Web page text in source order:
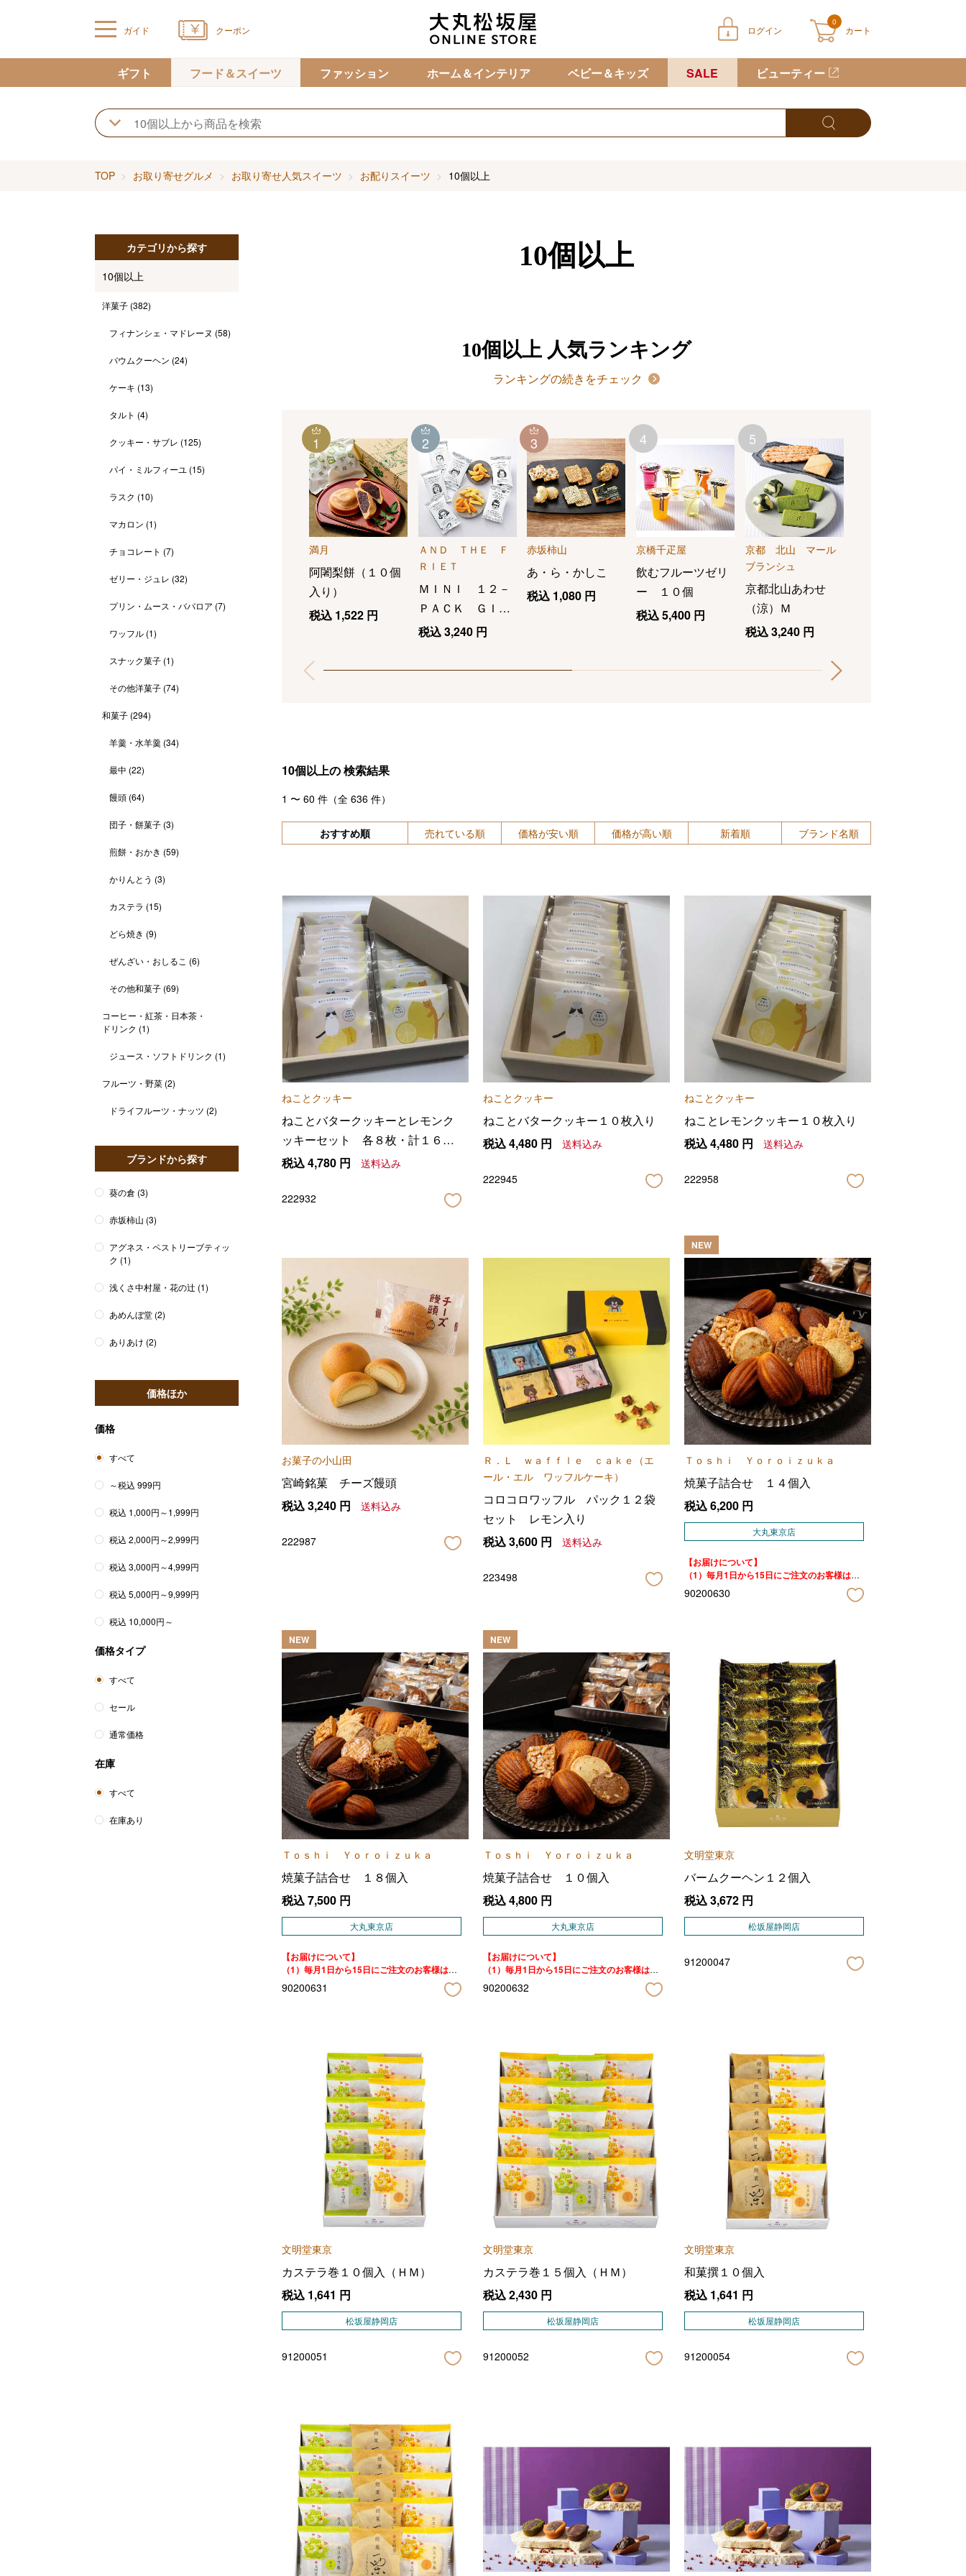
ガイド クーポン ログイン
0
カート
カートに商品が入っていません
ギフト フード＆スイーツ ファッション ホーム＆インテリア ベビー＆キッズ SALE ビューティー
TOP お取り寄せグルメ お取り寄せ人気スイーツ お配りスイーツ 10個以上
10個以上
10個以上 人気ランキング
ランキングの続きをチェック
満月
阿闍梨餅（１０個
入り）
税込 1,522円
1
ＡＮＤ ＴＨＥ Ｆ
ＲＩＥＴ
ＭＩＮＩ １２－
ＰＡＣＫ ＧＩＦ
Ｔ ＢＯＸ
税込3,240円
2
赤坂柿山
あ・ら・かしこ
税込 1,080 円
3
京橋千疋屋
飲むフルーツゼリ
ー １０個
税込5,400 円
4
京都 北山 マール
ブランシュ
京都北山あわせ
（涼）Ｍ
税込3,240円
5
10個以上の検索結果
1 〜 60 件（全 636 件）
おすすめ順 売れている順 価格が安い順 価格が高い順 新着順 ブランド名順
ねことクッキー
ねことバタークッキーとレモンク
ッキーセット 各８枚・計１６枚
入り
税込4,780 円 送料込み
222932
ねことクッキー
ねことバタークッキー１０枚入り
税込4,480 円 送料込み
222945
ねことクッキー
ねことレモンクッキー１０枚入り
税込4,480 円 送料込み
222958
お菓子の小山田
宮崎銘菓 チーズ饅頭
税込3,240 円 送料込み
222987
Ｒ．Ｌ ｗａｆｆｌｅ ｃａｋｅ（エ
ール・エル ワッフルケーキ）
コロコロワッフル パック１２袋
セット レモン入り
税込3,600 円 送料込み
223498
NEW
Ｔｏｓｈｉ Ｙｏｒｏｉｚｕｋａ
焼菓子詰合せ １４個入
税込6,200 円
大丸東京店
【お届けについて】
（1）毎月1日から15日にご注文のお客様は、
当月25日以降順次お届けいたします。
（2）毎月16日から月末にご注文のお客様は、
90200630
NEW
Ｔｏｓｈｉ Ｙｏｒｏｉｚｕｋａ
焼菓子詰合せ １８個入
税込7,500 円
大丸東京店
【お届けについて】
（1）毎月1日から15日にご注文のお客様は、
当月25日以降順次お届けいたします。
（2）毎月16日から月末にご注文のお客様は、
90200631
NEW
Ｔｏｓｈｉ Ｙｏｒｏｉｚｕｋａ
焼菓子詰合せ １０個入
税込4,800 円
大丸東京店
【お届けについて】
（1）毎月1日から15日にご注文のお客様は、
当月25日以降順次お届けいたします。
（2）毎月16日から月末にご注文のお客様は、
90200632
文明堂東京
バームクーヘン１２個入
税込3,672 円
松坂屋静岡店
91200047
文明堂東京
カステラ巻１０個入（ＨＭ）
税込 1,641 円
松坂屋静岡店
91200051
文明堂東京
カステラ巻１５個入（ＨＭ）
税込2,430 円
松坂屋静岡店
91200052
文明堂東京
和菓撰１０個入
税込 1,641 円
松坂屋静岡店
91200054
カテゴリから探す
10個以上
洋菓子 (382)
フィナンシェ・マドレーヌ (58)
バウムクーヘン (24)
ケーキ (13)
タルト (4)
クッキー・サブレ (125)
パイ・ミルフィーユ (15)
ラスク (10)
マカロン (1)
チョコレート (7)
ゼリー・ジュレ (32)
プリン・ムース・ババロア (7)
ワッフル (1)
スナック菓子 (1)
その他洋菓子 (74)
和菓子 (294)
羊羹・水羊羹 (34)
最中 (22)
饅頭 (64)
団子・餅菓子 (3)
煎餅・おかき (59)
かりんとう (3)
カステラ (15)
どら焼き (9)
ぜんざい・おしるこ (6)
その他和菓子 (69)
コーヒー・紅茶・日本茶・
ドリンク (1)
ジュース・ソフトドリンク (1)
フルーツ・野菜 (2)
ドライフルーツ・ナッツ (2)
ブランドから探す
葵の倉 (3)
赤坂柿山 (3)
アグネス・ペストリーブティッ
ク (1)
浅くさ中村屋・花の辻 (1)
あめんぼ堂 (2)
ありあけ (2)
ＡＮＤ ＴＨＥ ＦＲＩＥＴ
アンリ・シャルパンティエ
価格ほか
価格
すべて
～税込 999円
税込 1,000円～1,999円
税込 2,000円～2,999円
税込 3,000円～4,999円
税込 5,000円～9,999円
税込 10,000円～
価格タイプ
すべて
セール
通常価格
在庫
すべて
在庫あり